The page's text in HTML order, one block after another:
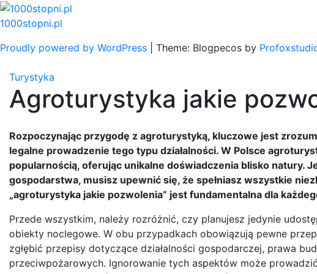
Skip
to
1000stopni.pl
Proudly powered by WordPress
Theme: Blogpecos by
Turystyka
Agroturystyka jakie
Rozpoczynając przygodę z agroturystyką, kluczowe jest
legalne prowadzenie tego typu działalności. W Polsce
popularnością, oferując unikalne doświadczenia blisko natury.
gospodarstwa, musisz upewnić się, że spełniasz wszystkie
„agroturystyka jakie pozwolenia” jest fundamentalna dla
Przede wszystkim, należy rozróżnić, czy planujesz jedynie
obiekty noclegowe. W obu przypadkach obowiązują pewne
zgłębić przepisy dotyczące działalności gospodarczej, prawa
przeciwpożarowych. Ignorowanie tych aspektów może